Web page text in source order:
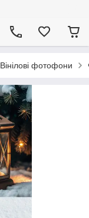
Вінілові фотофони